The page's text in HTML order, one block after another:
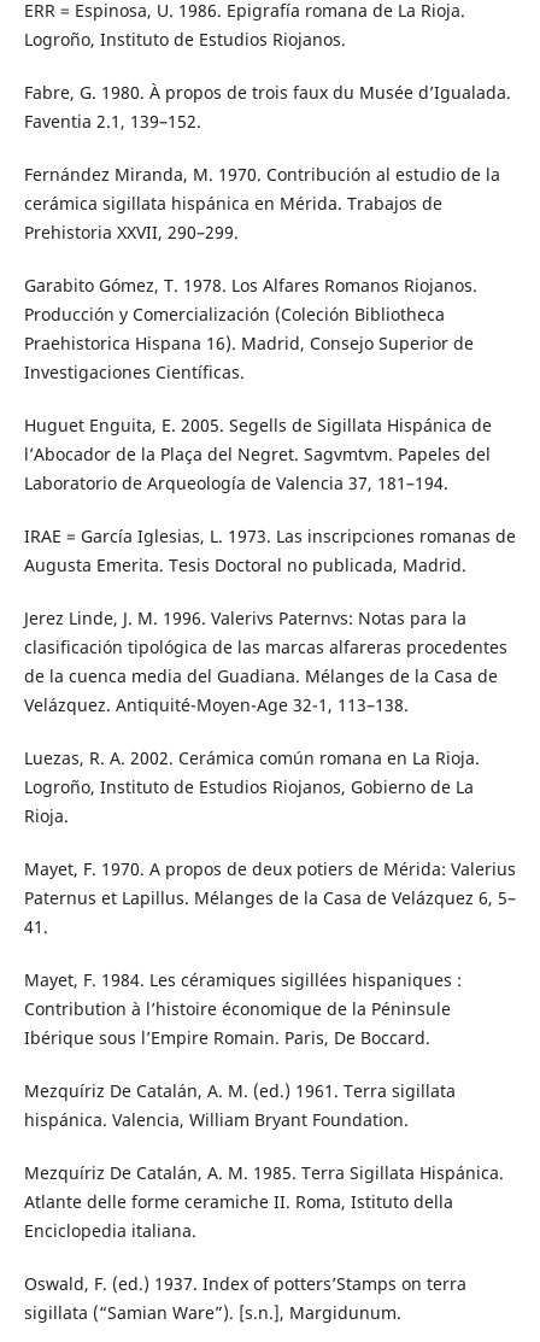
ERR = Espinosa, U. 1986. Epigrafía romana de La Rioja.
Logroño, Instituto de Estudios Riojanos.
Fabre, G. 1980. À propos de trois faux du Musée d’Igualada.
Faventia 2.1, 139–152.
Fernández Miranda, M. 1970. Contribución al estudio de la
cerámica sigillata hispánica en Mérida. Trabajos de
Prehistoria XXVII, 290–299.
Garabito Gómez, T. 1978. Los Alfares Romanos Riojanos.
Producción y Comercialización (Coleción Bibliotheca
Praehistorica Hispana 16). Madrid, Consejo Superior de
Investigaciones Científicas.
Huguet Enguita, E. 2005. Segells de Sigillata Hispánica de
l’Abocador de la Plaça del Negret. Sagvmtvm. Papeles del
Laboratorio de Arqueología de Valencia 37, 181–194.
IRAE = García Iglesias, L. 1973. Las inscripciones romanas de
Augusta Emerita. Tesis Doctoral no publicada, Madrid.
Jerez Linde, J. M. 1996. Valerivs Paternvs: Notas para la
clasificación tipológica de las marcas alfareras procedentes
de la cuenca media del Guadiana. Mélanges de la Casa de
Velázquez. Antiquité-Moyen-Age 32-1, 113–138.
Luezas, R. A. 2002. Cerámica común romana en La Rioja.
Logroño, Instituto de Estudios Riojanos, Gobierno de La
Rioja.
Mayet, F. 1970. A propos de deux potiers de Mérida: Valerius
Paternus et Lapillus. Mélanges de la Casa de Velázquez 6, 5–
41.
Mayet, F. 1984. Les céramiques sigillées hispaniques :
Contribution à l’histoire économique de la Péninsule
Ibérique sous l’Empire Romain. Paris, De Boccard.
Mezquíriz De Catalán, A. M. (ed.) 1961. Terra sigillata
hispánica. Valencia, William Bryant Foundation.
Mezquíriz De Catalán, A. M. 1985. Terra Sigillata Hispánica.
Atlante delle forme ceramiche II. Roma, Istituto della
Enciclopedia italiana.
Oswald, F. (ed.) 1937. Index of potters’Stamps on terra
sigillata (“Samian Ware”). [s.n.], Margidunum.